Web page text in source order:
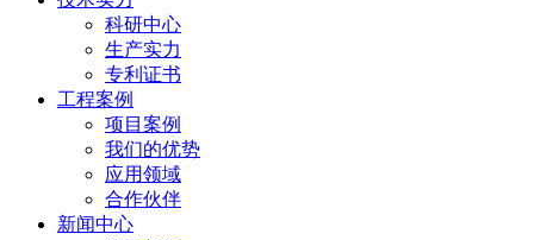
科研中心
生产实力
专利证书
工程案例
项目案例
我们的优势
应用领域
合作伙伴
新闻中心